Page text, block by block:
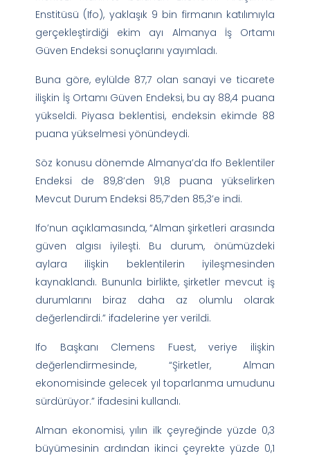
Enstitüsü (Ifo), yaklaşık 9 bin firmanın katılımıyla
gerçekleştirdiği ekim ayı Almanya İş Ortamı
Güven Endeksi sonuçlarını yayımladı.
Buna göre, eylülde 87,7 olan sanayi ve ticarete
ilişkin İş Ortamı Güven Endeksi, bu ay 88,4 puana
yükseldi. Piyasa beklentisi, endeksin ekimde 88
puana yükselmesi yönündeydi.
Söz konusu dönemde Almanya’da Ifo Beklentiler
Endeksi de 89,8’den 91,8 puana yükselirken
Mevcut Durum Endeksi 85,7’den 85,3’e indi.
Ifo’nun açıklamasında, “Alman şirketleri arasında
güven algısı iyileşti. Bu durum, önümüzdeki
aylara ilişkin beklentilerin iyileşmesinden
kaynaklandı. Bununla birlikte, şirketler mevcut iş
durumlarını biraz daha az olumlu olarak
değerlendirdi.” ifadelerine yer verildi.
Ifo Başkanı Clemens Fuest, veriye ilişkin
değerlendirmesinde, “Şirketler, Alman
ekonomisinde gelecek yıl toparlanma umudunu
sürdürüyor.” ifadesini kullandı.
Alman ekonomisi, yılın ilk çeyreğinde yüzde 0,3
büyümesinin ardından ikinci çeyrekte yüzde 0,1